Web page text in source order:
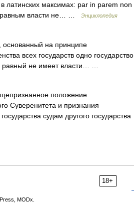
латинских максимах: par in parem non
равным власти не… …
Энциклопедия
на принципе
всех государств одно государство
( равный не имеет власти… …
положение
Суверенитета и признания
судам другого государства
18+
MODx.